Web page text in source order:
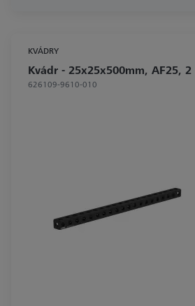
KVÁDRY
Kvádr - 25x25x500mm, AF25, 2
626109-9610-010